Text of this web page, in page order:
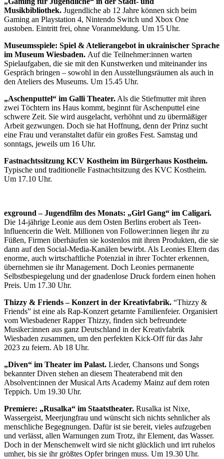
Musikbibliothek. Jugendliche ab 12 Jahre können sich beim
Gaming an Playstation 4, Nintendo Switch und Xbox One
austoben. Eintritt frei, ohne Voranmeldung. Um 15 Uhr.
Museumsspiele: Spiel & Atelierangebot in ukrainischer Sprache
im Museum Wiesbaden. Auf die Teilnehmer:innen warten
Spielaufgaben, die sie mit den Kunstwerken und miteinander ins
Gespräch bringen – sowohl in den Ausstellungsräumen als auch in
den Ateliers des Museums. Um 15.45 Uhr.
„Aschenputtel“ im Galli Theater. Als die Stiefmutter mit ihren
zwei Töchtern ins Haus kommt, beginnt für Aschenputtel eine
schwere Zeit. Sie wird ausgelacht, verhöhnt und zu übermäßiger
Arbeit gezwungen. Doch sie hat Hoffnung, denn der Prinz sucht
eine Frau und veranstaltet dafür ein großes Fest. Samstag und
sonntags, jeweils um 16 Uhr.
Fastnachtssitzung KCV Kostheim im Bürgerhaus Kostheim.
Typische und traditionelle Fastnachtsitzung des KVC Kostheim.
Um 17.10 Uhr.
exground – Jugendfilm des Monats: „Girl Gang“ im Caligari.
Die 14-jährige Leonie aus dem Osten Berlins erobert als Teen-
lnfluencerin die Welt. Millionen von Follower:innen liegen ihr zu
Füßen, Firmen überhäufen sie kostenlos mit ihren Produkten, die sie
dann auf den Social-Media-Kanälen bewirbt. Als Leonies Eltern das
enorme, auch wirtschaftliche Potenzial in ihrer Tochter erkennen,
übernehmen sie ihr Management. Doch Leonies permanente
Selbstbespiegelung und der gnadenlose Druck fordern einen hohen
Preis. Um 17.30 Uhr.
Thizzy & Friends – Konzert in der Kreativfabrik. “Thizzy &
Friends” ist eine als Rap-Konzert getarnte Familienfeier. Organisiert
vom Wiesbadener Rapper Thizzy, finden sich befreundete
Musiker:innen aus ganz Deutschland in der Kreativfabrik
Wiesbaden zusammen, um den perfekten Kick-Off für das Jahr
2023 zu feiern. Ab 18 Uhr.
„Diven“ im Theater im Palast. Lieder, Chansons und Songs
bekannter Diven stehen an diesem Theaterabend mit den
Absolvent:innen der Musical Arts Academy Mainz auf dem roten
Teppich. Um 19.30 Uhr.
Premiere: „Rusalka“ im Staatstheater. Rusalka ist Nixe,
Wassergeist, Meerjungfrau und wünscht sich nichts sehnlicher als
menschliche Begegnungen. Dafür ist sie bereit, vieles aufzugeben
und verlässt, allen Warnungen zum Trotz, ihr Element, das Wasser.
Doch in der Menschenwelt wird sie nicht glücklich und irrt ruhelos
umher, bis sie ihr größtes Opfer bringen muss. Um 19.30 Uhr.